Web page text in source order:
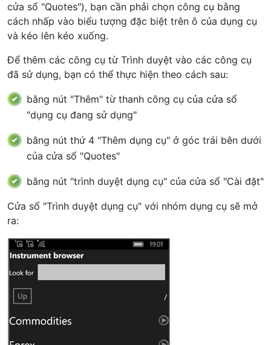
cửa sổ "Quotes"), bạn cần phải chọn công cụ bằng
cách nhấp vào biểu tượng đặc biệt trên ô của dụng cụ
và kéo lên kéo xuống.
Để thêm các công cụ từ Trình duyệt vào các công cụ
đã sử dụng, bạn có thể thực hiện theo cách sau:
bằng nút "Thêm" từ thanh công cụ của cửa sổ
"dụng cụ đang sử dụng"
bằng nút thứ 4 "Thêm dụng cụ" ở góc trái bên dưới
của cửa sổ "Quotes"
bằng nút "trình duyệt dụng cụ" của cửa sổ "Cài đặt"
Cửa sổ "Trình duyệt dụng cụ" với nhóm dụng cụ sẽ mở
ra: